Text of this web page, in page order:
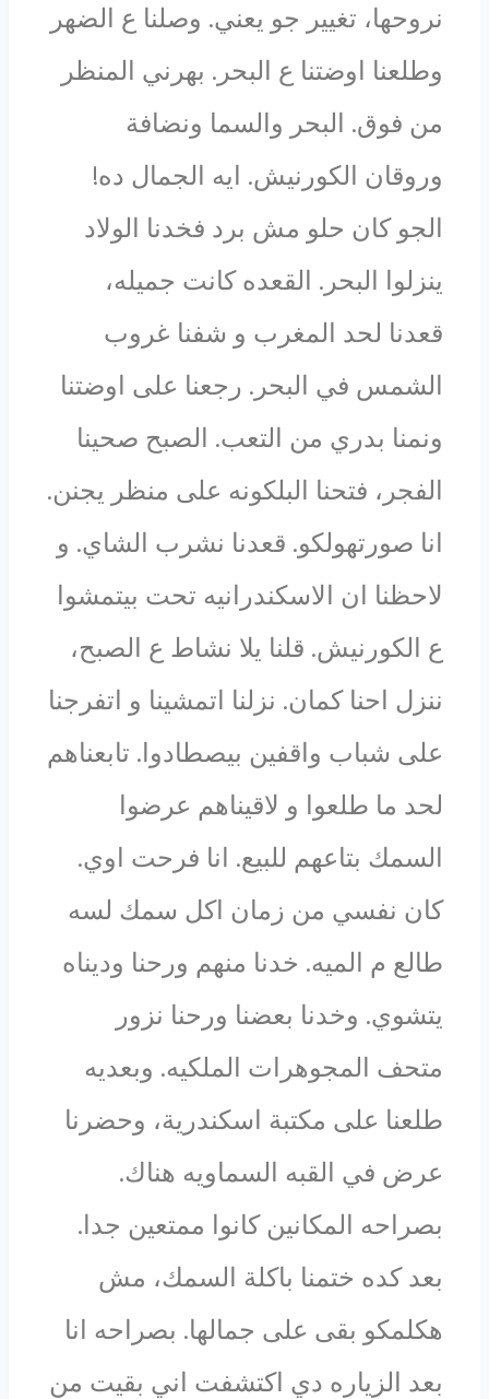
نروحها، تغيير جو يعني. وصلنا ع الضهر
وطلعنا اوضتنا ع البحر. بهرني المنظر
من فوق. البحر والسما ونضافة
وروقان الكورنيش. ايه الجمال ده!
الجو كان حلو مش برد فخدنا الولاد
ينزلوا البحر. القعده كانت جميله،
قعدنا لحد المغرب و شفنا غروب
الشمس في البحر. رجعنا على اوضتنا
ونمنا بدري من التعب. الصبح صحينا
الفجر، فتحنا البلكونه على منظر يجنن.
انا صورتهولكو. قعدنا نشرب الشاي. و
لاحظنا ان الاسكندرانيه تحت بيتمشوا
ع الكورنيش. قلنا يلا نشاط ع الصبح،
ننزل احنا كمان. نزلنا اتمشينا و اتفرجنا
على شباب واقفين بيصطادوا. تابعناهم
لحد ما طلعوا و لاقيناهم عرضوا
السمك بتاعهم للبيع. انا فرحت اوي.
كان نفسي من زمان اكل سمك لسه
طالع م الميه. خدنا منهم ورحنا وديناه
يتشوي. وخدنا بعضنا ورحنا نزور
متحف المجوهرات الملكيه. وبعديه
طلعنا على مكتبة اسكندرية، وحضرنا
عرض في القبه السماويه هناك.
بصراحه المكانين كانوا ممتعين جدا.
بعد كده ختمنا باكلة السمك، مش
هكلمكو بقى على جمالها. بصراحه انا
بعد الزياره دي اكتشفت اني بقيت من